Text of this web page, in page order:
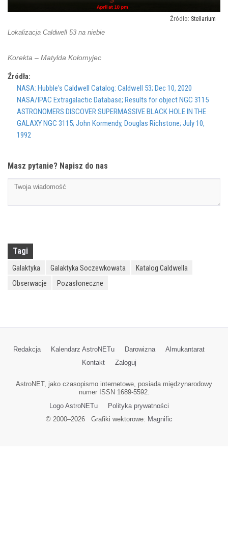
Stellarium
Lokalizacja Caldwell 53 na niebie
Korekta – Matylda Kołomyjec
Źródła:
NASA: Hubble's Caldwell Catalog: Caldwell 53; Dec 10, 2020
NASA/IPAC Extragalactic Database; Results for object NGC 3115
ASTRONOMERS DISCOVER SUPERMASSIVE BLACK HOLE IN THE
GALAXY NGC 3115; John Kormendy, Douglas Richstone; July 10,
1992
Masz pytanie? Napisz do nas
Tagi
Galaktyka Galaktyka Soczewkowata
Katalog Caldwella
Obserwacje
Pozasłoneczne
Redakcja Kalendarz AstroNETu Darowizna
Almukantarat
Kontakt
Zaloguj
AstroNET, jako czasopismo internetowe, posiada międzynarodowy
numer ISSN 1689-5592.
Logo AstroNETu
Polityka prywatności
© 2000–2026Grafiki wektorowe: Magnific